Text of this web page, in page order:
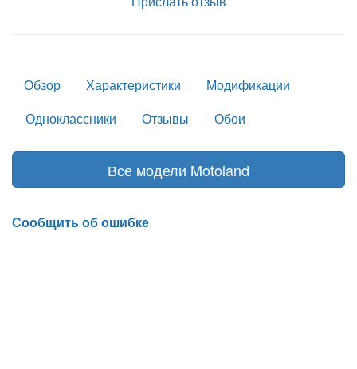
Обзор Характеристики
Модификации
Одноклассники
Отзывы Обои
Все модели Motoland
Сообщить об ошибке